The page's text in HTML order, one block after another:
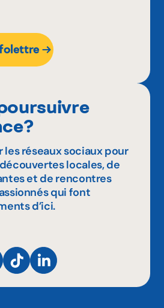
les réseaux sociaux pour
locales, de
et de rencontres
qui font
d’ici.